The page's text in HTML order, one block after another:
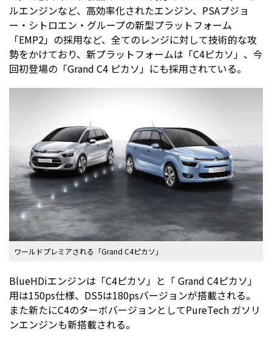
ルエンジンなど、高効率化されたエンジン、PSAプジョ
ー・シトロエン・グループの新型プラットフォーム
「EMP2」の採用など、全てのレンジに対して技術的な攻
勢をかけており、新プラットフォームは「C4ピカソ」、今
回初登場の「Grand C4 ピカソ」にも採用されている。
ワールドプレミアされる「Grand C4ピカソ」
BlueHDiエンジンは「C4ピカソ」と「 Grand C4ピカソ」
用は150ps仕様、DS5は180psバージョンが搭載される。
また新たにC4のターボバージョンとしてPureTech ガソリ
ンエンジンも新搭載される。